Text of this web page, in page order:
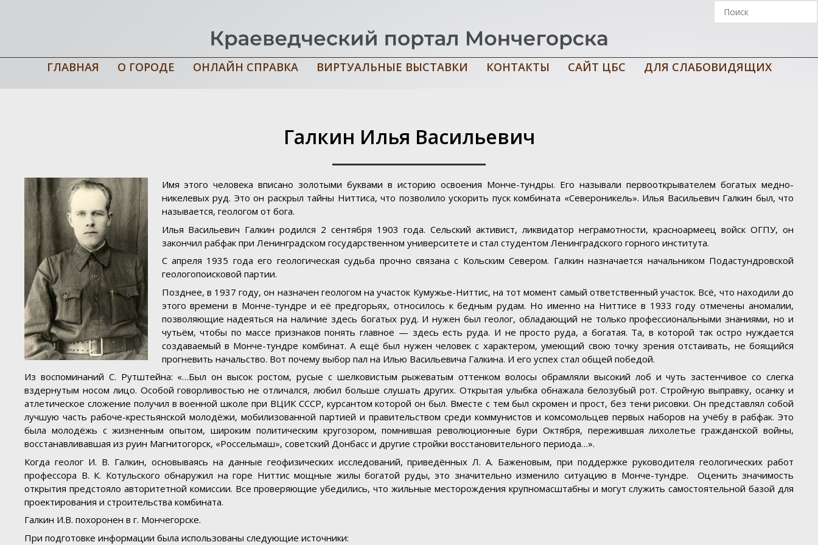
ГЛАВНАЯ О ГОРОДЕ ОНЛАЙН СПРАВКА ВИРТУАЛЬНЫЕ ВЫСТАВКИ КОНТАКТЫ САЙТ ЦБС ДЛЯ СЛАБОВИДЯЩИХ
Галкин Илья Васильевич
Имя этого человека вписано золотыми буквами в историю освоения Монче-тундры. Его называли первооткрывателем богатых медно-
никелевых руд. Это он раскрыл тайны Ниттиса, что позволило ускорить пуск комбината «Североникель». Илья Васильевич Галкин был, что
называется, геологом от бога.
Илья Васильевич Галкин родился 2 сентября 1903 года. Сельский активист, ликвидатор неграмотности, красноармеец войск ОГПУ, он
закончил рабфак при Ленинградском государственном университете и стал студентом Ленинградского горного института.
С апреля 1935 года его геологическая судьба прочно связана с Кольским Севером. Галкин назначается начальником Подастундровской
геологопоисковой партии.
Позднее, в 1937 году, он назначен геологом на участок Кумужье-Ниттис, на тот момент самый ответственный участок. Всё, что находили до
этого времени в Монче-тундре и её предгорьях, относилось к бедным рудам. Но именно на Ниттисе в 1933 году отмечены аномалии,
позволяющие надеяться на наличие здесь богатых руд. И нужен был геолог, обладающий не только профессиональными знаниями, но и
чутьём, чтобы по массе признаков понять главное — здесь есть руда. И не просто руда, а богатая. Та, в которой так остро нуждается
создаваемый в Монче-тундре комбинат. А ещё был нужен человек с характером, умеющий свою точку зрения отстаивать, не боящийся
прогневить начальство. Вот почему выбор пал на Илью Васильевича Галкина. И его успех стал общей победой.
Из воспоминаний С. Рутштейна: «…Был он высок ростом, русые с шелковистым рыжеватым оттенком волосы обрамляли высокий лоб и чуть застенчивое со слегка
вздернутым носом лицо. Особой говорливостью не отличался, любил больше слушать других. Открытая улыбка обнажала белозубый рот. Стройную выправку, осанку и
атлетическое сложение получил в военной школе при ВЦИК СССР, курсантом которой он был. Вместе с тем был скромен и прост, без тени рисовки. Он представлял собой
лучшую часть рабоче-крестьянской молодёжи, мобилизованной партией и правительством среди коммунистов и комсомольцев первых наборов на учёбу в рабфак. Это
была молодёжь с жизненным опытом, широким политическим кругозором, помнившая революционные бури Октября, пережившая лихолетье гражданской войны,
восстанавливавшая из руин Магнитогорск, «Россельмаш», советский Донбасс и другие стройки восстановительного периода…».
Когда геолог И. В. Галкин, основываясь на данные геофизических исследований, приведённых Л. А. Баженовым, при поддержке руководителя геологических работ
профессора В. К. Котульского обнаружил на горе Ниттис мощные жилы богатой руды, это значительно изменило ситуацию в Монче-тундре. Оценить значимость
открытия предстояло авторитетной комиссии. Все проверяющие убедились, что жильные месторождения крупномасштабны и могут служить самостоятельной базой для
проектирования и строительства комбината.
Галкин И.В. похоронен в г. Мончегорске.
При подготовке информации была использованы следующие источники: